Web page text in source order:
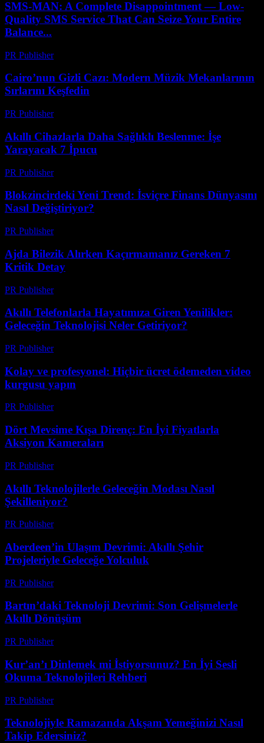
SMS-MAN: A Complete Disappointment — Low-
Quality SMS Service That Can Seize Your Entire
Balance...
PR Publisher-
Cairo’nun Gizli Cazı: Modern Müzik Mekanlarının
Sırlarını Keşfedin
PR Publisher-
Akıllı Cihazlarla Daha Sağlıklı Beslenme: İşe
Yarayacak 7 İpucu
PR Publisher-
Blokzincirdeki Yeni Trend: İsviçre Finans Dünyasını
Nasıl Değiştiriyor?
PR Publisher-
Ajda Bilezik Alırken Kaçırmamanız Gereken 7
Kritik Detay
PR Publisher-
Akıllı Telefonlarla Hayatımıza Giren Yenilikler:
Geleceğin Teknolojisi Neler Getiriyor?
PR Publisher-
Kolay ve profesyonel: Hiçbir ücret ödemeden video
kurgusu yapın
PR Publisher-
Dört Mevsime Kışa Direnç: En İyi Fiyatlarla
Aksiyon Kameraları
PR Publisher-
Akıllı Teknolojilerle Geleceğin Modası Nasıl
Şekilleniyor?
PR Publisher-
Aberdeen’in Ulaşım Devrimi: Akıllı Şehir
Projeleriyle Geleceğe Yolculuk
PR Publisher-
Bartın’daki Teknoloji Devrimi: Son Gelişmelerle
Akıllı Dönüşüm
PR Publisher-
Kur’an’ı Dinlemek mi İstiyorsunuz? En İyi Sesli
Okuma Teknolojileri Rehberi
PR Publisher-
Teknolojiyle Ramazanda Akşam Yemeğinizi Nasıl
Takip Edersiniz?